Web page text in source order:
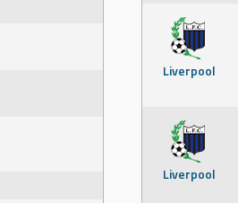
Liverpool
Liverpool